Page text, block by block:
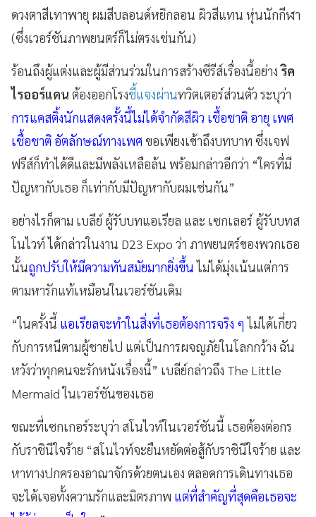
ดวงตาสีเทาพายุ ผมสีบลอนด์หยิกลอน ผิวสีแทน หุ่นนักกีฬา
(ซึ่งเวอร์ชันภาพยนตร์ก็ไม่ตรงเช่นกัน)
ร้อนถึงผู้แต่งและผู้มีส่วนร่วมในการสร้างซีรีส์เรื่องนี้อย่างริค
ไรออร์แดน ต้องออกโรงชี้แจงผ่านทวิตเตอร์ส่วนตัว ระบุว่า
การแคสติ้งนักแสดงครั้งนี้ไม่ได้จำกัดสีผิว เชื้อชาติ อายุ เพศ
เชื้อชาติ อัตลักษณ์ทางเพศ ขอเพียงเข้าถึงบทบาท ซึ่งเจฟ
ฟรีส์ก็ทำได้ดีและมีพลังเหลือล้น พร้อมกล่าวอีกว่า “ใครที่มี
ปัญหากับเธอ ก็เท่ากับมีปัญหากับผมเช่นกัน”
อย่างไรก็ตาม เบลีย์ ผู้รับบทแอเรียล และ เซกเลอร์ ผู้รับบทส
โนไวท์ ได้กล่าวในงาน D23 Expo ว่า ภาพยนตร์ของพวกเธอ
นั้นถูกปรับให้มีความทันสมัยมากยิ่งขึ้นไม่ได้มุ่งเน้นแต่การ
ตามหารักแท้เหมือนในเวอร์ชันเดิม
“ในครั้งนี้ แอเรียลจะทำในสิ่งที่เธอต้องการจริง ๆ ไม่ได้เกี่ยว
กับการหนีตามผู้ชายไป แต่เป็นการผจญภัยในโลกกว้าง ฉัน
หวังว่าทุกคนจะรักหนังเรื่องนี้” เบลีย์กล่าวถึง The Little
Mermaid ในเวอร์ชันของเธอ
ขณะที่เซกเกอร์ระบุว่า สโนไวท์ในเวอร์ชันนี้ เธอต้องต่อกร
กับราชินีใจร้าย “สโนไวท์จะยืนหยัดต่อสู้กับราชินีใจร้าย และ
หาทางปกครองอาณาจักรด้วยตนเอง ตลอดการเดินทางเธอ
จะได้เจอทั้งความรักและมิตรภาพ แต่ที่สำคัญที่สุดคือเธอจะ